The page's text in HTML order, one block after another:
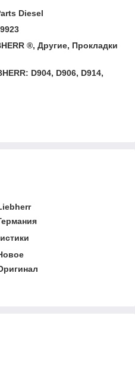
Diesel
®, Другие, Прокладки
D904, D906, D914,